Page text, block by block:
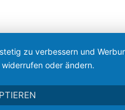
zu verbessern und
oder ändern.